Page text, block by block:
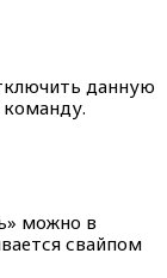
данную
можно в
свайпом